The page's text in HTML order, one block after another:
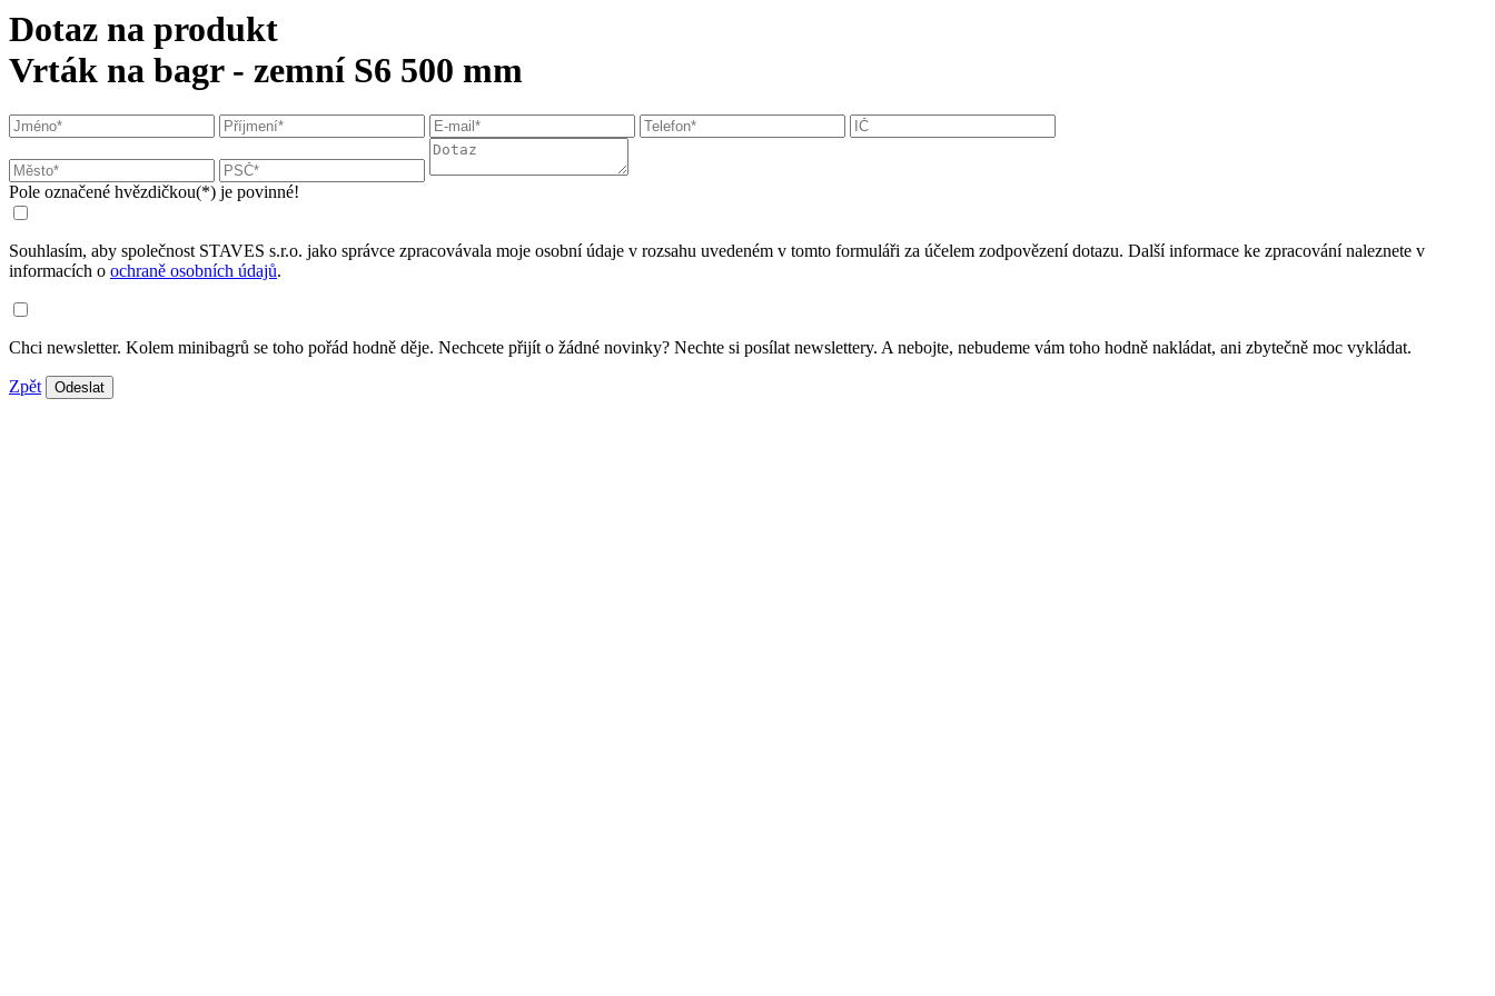
Dotaz na produkt
Vrták na bagr - zemní S6 500 mm
Pole označené hvězdičkou(*) je povinné!
Souhlasím, aby společnost STAVES s.r.o. jako správce zpracovávala moje osobní údaje v rozsahu uvedeném v tomto formuláři za účelem zodpovězení dotazu. Další informace ke zpracování naleznete v
informacích o ochraně osobních údajů.
Chci newsletter. Kolem minibagrů se toho pořád hodně děje. Nechcete přijít o žádné novinky? Nechte si posílat newslettery. A nebojte, nebudeme vám toho hodně nakládat, ani zbytečně moc vykládat.
Zpět Odeslat